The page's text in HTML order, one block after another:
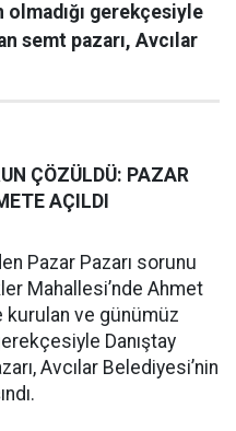
gerekçesiyle
semt pazarı, Avcılar
ÇÖZÜLDÜ: PAZAR
AÇILDI
Pazar Pazarı sorunu
Mahallesi’nde Ahmet
kurulan ve günümüz
Danıştay
Avcılar Belediyesi’nin